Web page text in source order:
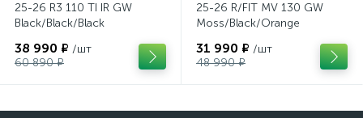
25-26 R3 110 TI IR GW
Black/Black/Black
38 990 ₽ /шт
60 890 ₽
25-26 R/FIT MV 130 GW
Moss/Black/Orange
31 990 ₽ /шт
48 990 ₽